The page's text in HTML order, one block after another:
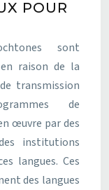
POUR
sont
raison de la
transmission
de
œuvre par des
institutions
langues. Ces
des langues